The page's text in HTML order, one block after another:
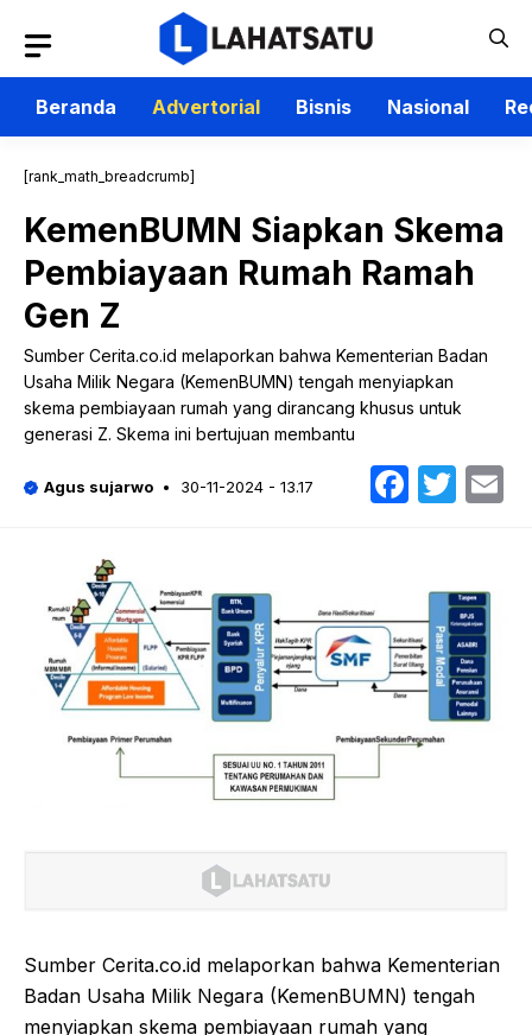
isi
Beranda
Advertorial Bisnis Nasional
[rank_math_breadcrumb]
KemenBUMN Siapkan Skema
Pembiayaan Rumah Ramah
Gen Z
Sumber Cerita.co.id melaporkan bahwa Kementerian Badan
Usaha Milik Negara (KemenBUMN) tengah menyiapkan
skema pembiayaan rumah yang dirancang khusus untuk
generasi Z. Skema ini bertujuan membantu
Agus sujarwo 30-11-2024 - 13.17
Sumber Cerita.co.id melaporkan bahwa Kementerian
Badan Usaha Milik Negara (KemenBUMN) tengah
menyiapkan skema pembiayaan rumah yang